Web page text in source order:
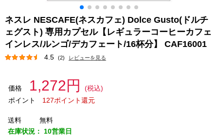
ネスレ NESCAFE(ネスカフェ) Dolce Gusto(ドルチ
ェグスト) 専用カプセル【レギュラーコーヒーカフェ
インレス/ルンゴ/デカフェート/16杯分】 CAF16001
4.5 (2) レビューを見る
価格 1,272円
(税込)
ポイント
127ポイント還元
送料
無料
在庫状況： 10営業日